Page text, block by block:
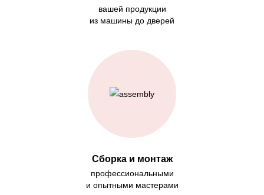
вашей продукции
из машины до дверей
Сборка и монтаж
профессиональными
и опытными мастерами